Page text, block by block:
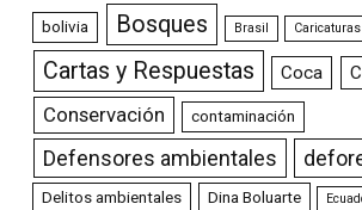
bolivia Bosques Brasil Caricaturas
Cartas y Respuestas Coca
Conservación contaminación
Defensores ambientales
Delitos ambientales Dina Boluarte